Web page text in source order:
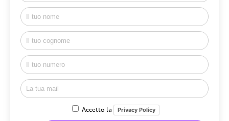
Accetto la Privacy Policy